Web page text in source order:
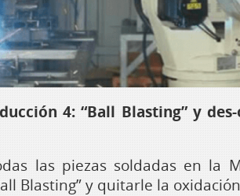
4: “Ball Blasting” y
las piezas soldadas en la
Blasting” y quitarle la